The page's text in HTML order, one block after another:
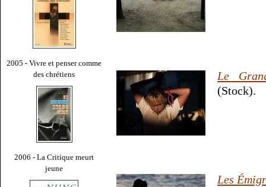
2005 - Vivre et penser comme
des chrétiens
2006 - La Critique meurt
jeune
Le
(Stock).
Les